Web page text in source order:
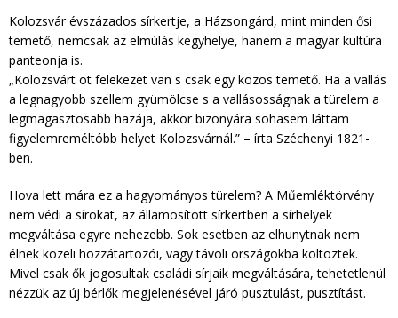
Kolozsvár évszázados sírkertje, a Házsongárd, mint minden ősi
temető, nemcsak az elmúlás kegyhelye, hanem a magyar kultúra
panteonja is.
„Kolozsvárt öt felekezet van s csak egy közös temető. Ha a vallás
a legnagyobb szellem gyümölcse s a vallásosságnak a türelem a
legmagasztosabb hazája, akkor bizonyára sohasem láttam
figyelemreméltóbb helyet Kolozsvárnál.” – írta Széchenyi 1821-
ben.
Hova lett mára ez a hagyományos türelem? A Műemléktörvény
nem védi a sírokat, az államosított sírkertben a sírhelyek
megváltása egyre nehezebb. Sok esetben az elhunytnak nem
élnek közeli hozzátartozói, vagy távoli országokba költöztek.
Mivel csak ők jogosultak családi sírjaik megváltására, tehetetlenül
nézzük az új bérlők megjelenésével járó pusztulást, pusztítást.